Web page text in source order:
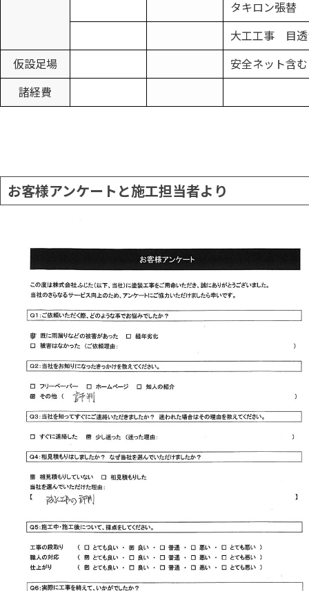
タキロン張替
大工工事 目透
仮設足場 安全ネット含む
諸経費
お客様アンケートと施工担当者より